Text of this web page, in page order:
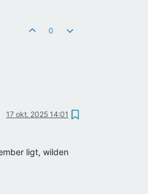
0
17 okt. 2025 14:01
ligt, wilden